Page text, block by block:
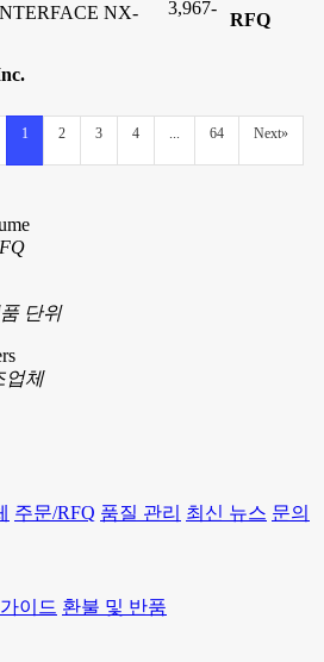
NX-
3,967-
RFQ
1 2 3 4 ... 64 Next»
단위
업체
주문/RFQ 품질 관리 최신 뉴스 문의
이드 환불 및 반품